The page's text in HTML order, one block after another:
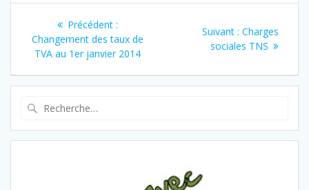
Navigation
de
l’article
Précédent :Article
précédent
Changement des taux de
TVA au 1er janvier 2014
Suivant : Article
suivant
Charges
sociales TNS
: